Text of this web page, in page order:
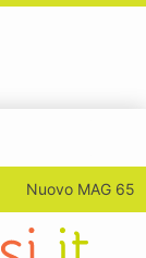
Nuovo MAG 65